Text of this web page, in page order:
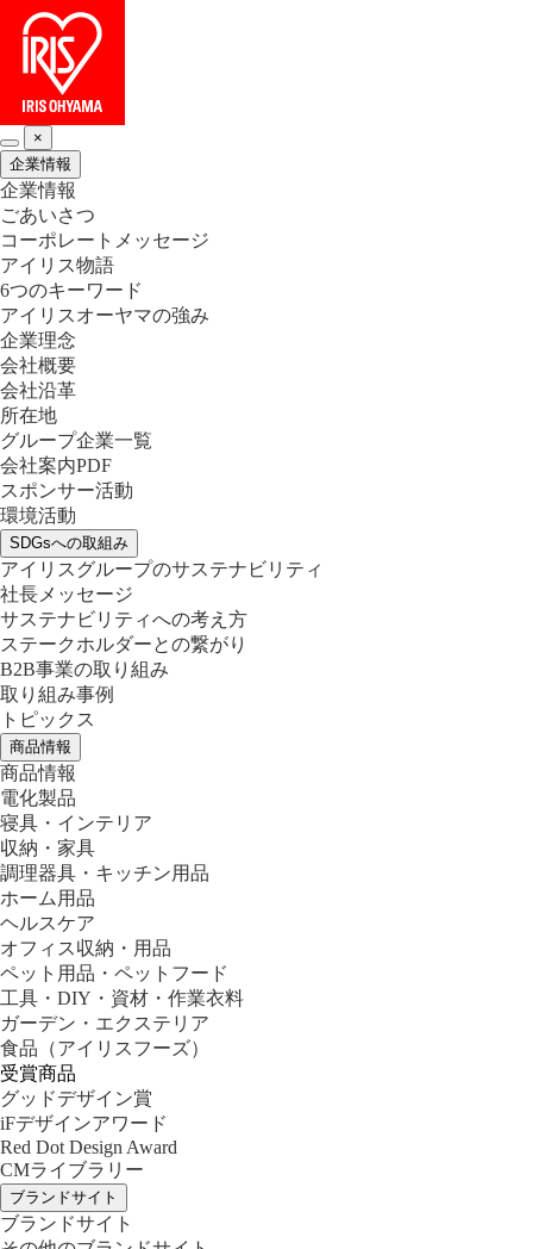
×
企業情報
企業情報
ごあいさつ
コーポレートメッセージ
アイリス物語
6つのキーワード
アイリスオーヤマの強み
企業理念
会社概要
会社沿革
所在地
グループ企業一覧
会社案内PDF
スポンサー活動
環境活動
SDGsへの取組み
アイリスグループのサステナビリティ
社長メッセージ
サステナビリティへの考え方
ステークホルダーとの繋がり
B2B事業の取り組み
取り組み事例
トピックス
商品情報
商品情報
電化製品
寝具・インテリア
収納・家具
調理器具・キッチン用品
ホーム用品
ヘルスケア
オフィス収納・用品
ペット用品・ペットフード
工具・DIY・資材・作業衣料
ガーデン・エクステリア
食品 （アイリスフーズ）
受賞商品
グッドデザイン賞
iFデザインアワード
Red Dot Design Award
CMライブラリー
ブランドサイト
ブランドサイト